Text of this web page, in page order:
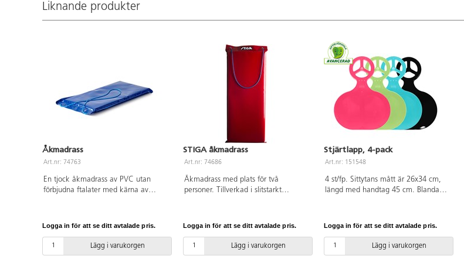
Liknande produkter
Åkmadrass
Art.nr: 74763
En tjock åkmadrass av PVC utan
förbjudna ftalater med kärna av
Logga in för att se ditt avtalade pris.
Lägg i varukorgen
STIGA åkmadrass
Art.nr: 74686
Åkmadrass med plats för två
personer. Tillverkad i slitstarkt
förbjudna ftalater, polyuretan och
polypropen. Från 3 år.
Logga in för att se ditt avtalade pris.
Lägg i varukorgen
Stjärtlapp, 4-pack
Art.nr: 151548
4 st/fp. Sittytans mått är 26x34 cm,
längd med handtag 45 cm. Blandade
Logga in för att se ditt avtalade pris.
Lägg i varukorgen